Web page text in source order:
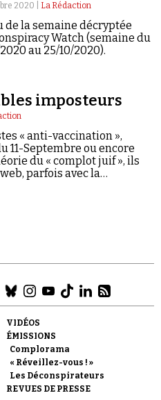
2020 | La Rédaction
de la semaine décryptée
Watch (semaine du
au 25/10/2020).
imposteurs
« anti-vaccination »,
11-Septembre ou encore
du « complot juif », ils
parfois avec la
VIDÉOS
ÉMISSIONS
Complorama
« Réveillez-vous ! »
Les Déconspirateurs
REVUES DE PRESSE